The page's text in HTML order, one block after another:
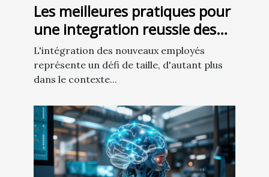
Les meilleures pratiques pour
une integration reussie des
nouveaux employes en
teletravail
L'intégration des nouveaux employés
représente un défi de taille, d'autant plus
dans le contexte...